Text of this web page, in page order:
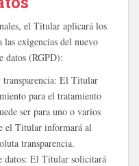
el Titular aplicará los
las exigencias del nuevo
datos (RGPD):
El Titular
para el tratamiento
ser para uno o varios
el Titular informará al
transparencia.
datos: El Titular solicitará